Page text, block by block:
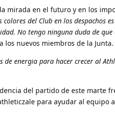
mirada en el futuro y en los
colores del Club en los despachos
No tengo ninguna duda de
nuevos miembros de la Junta.
de energia para hacer crecer al
del partido de este marte
para ayudar al equipo